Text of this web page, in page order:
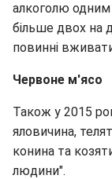
алкоголю одним
більше двох на
повинні
Червоне м'ясо
Також у 2015
яловичина,
конина та
людини".